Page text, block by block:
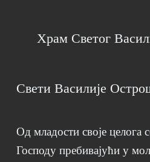
Храм Светог
Свети Василије
Од младости своје целога
Господу пребивајући у